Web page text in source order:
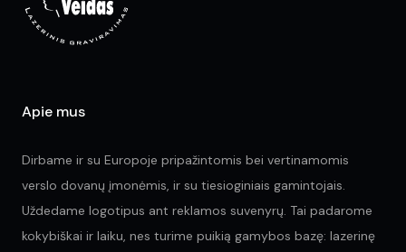
Apie mus
Dirbame ir su Europoje pripažintomis bei vertinamomis
verslo dovanų įmonėmis, ir su tiesioginiais gamintojais.
Uždedame logotipus ant reklamos suvenyrų. Tai padarome
kokybiškai ir laiku, nes turime puikią gamybos bazę: lazerinę